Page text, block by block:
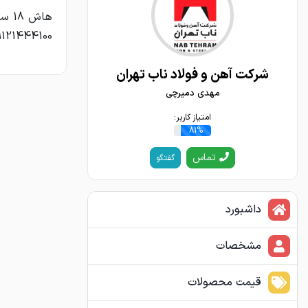
شرکت آهن و فولاد ناب تهران
مهدی دمیرچی
امتیاز کاربر:
81%
تماس گفتگو
داشبورد
مشخصات
قیمت محصولات